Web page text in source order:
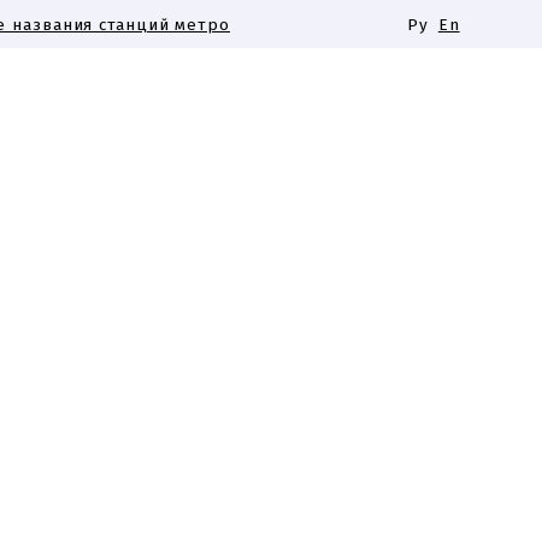
названия станций метро Ру En